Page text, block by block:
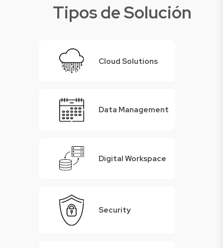
Tipos de Solución
Cloud Solutions
Data Management
Digital Workspace
Security